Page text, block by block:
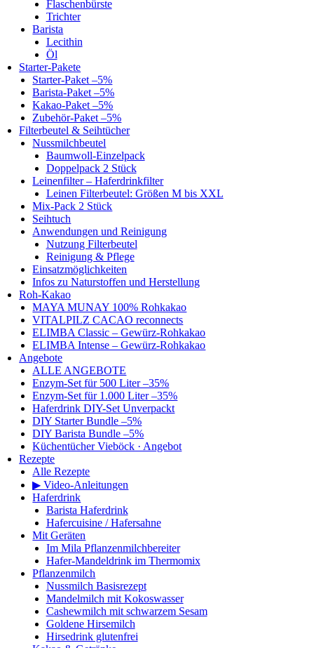
Flaschenbürste
Trichter
Barista
Lecithin
Öl
Starter-Pakete
Starter-Paket –5%
Barista-Paket –5%
Kakao-Paket –5%
Zubehör-Paket –5%
Filterbeutel & Seihtücher
Nussmilchbeutel
Baumwoll-Einzelpack
Doppelpack 2 Stück
Leinenfilter – Haferdrinkfilter
Leinen Filterbeutel: Größen M bis XXL
Mix-Pack 2 Stück
Seihtuch
Anwendungen und Reinigung
Nutzung Filterbeutel
Reinigung & Pflege
Einsatzmöglichkeiten
Infos zu Naturstoffen und Herstellung
Roh-Kakao
MAYA MUNAY 100% Rohkakao
VITALPILZ CACAO reconnects
ELIMBA Classic – Gewürz-Rohkakao
ELIMBA Intense – Gewürz-Rohkakao
Angebote
ALLE ANGEBOTE
Enzym-Set für 500 Liter –35%
Enzym-Set für 1.000 Liter –35%
Haferdrink DIY-Set Unverpackt
DIY Starter Bundle –5%
DIY Barista Bundle –5%
Küchentücher Vieböck · Angebot
Rezepte
Alle Rezepte
▶ Video-Anleitungen
Haferdrink
Barista Haferdrink
Hafercuisine / Hafersahne
Mit Geräten
Im Mila Pflanzenmilchbereiter
Hafer-Mandeldrink im Thermomix
Pflanzenmilch
Nussmilch Basisrezept
Mandelmilch mit Kokoswasser
Cashewmilch mit schwarzem Sesam
Goldene Hirsemilch
Hirsedrink glutenfrei